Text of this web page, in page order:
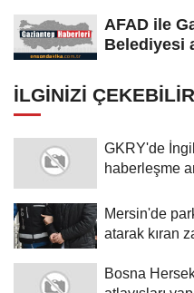
AFAD ile
Belediyesi
İLGINIZI ÇEKEBILIR
GKRY'de
haberleşme
Mersin'de
atarak kıran
Bosna